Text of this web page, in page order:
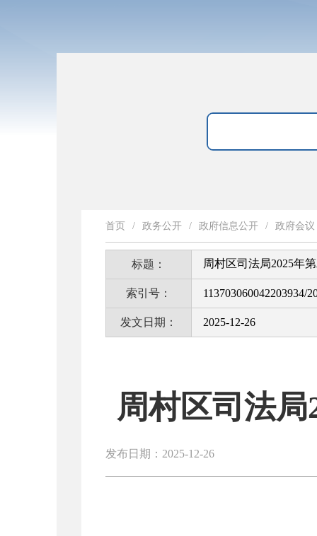
首页 / 政务公开 / 政府信息公开 / 政府会议
标题： 周村区司法局2025年
索引号： 113703060042203934/
发文日期： 2025-12-26
周村区司法
发布日期：2025-12-26